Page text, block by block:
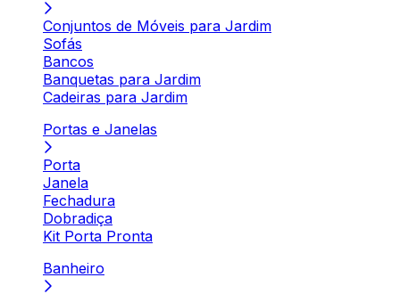
Conjuntos de Móveis para Jardim
Sofás
Bancos
Banquetas para Jardim
Cadeiras para Jardim
Portas e Janelas
Porta
Janela
Fechadura
Dobradiça
Kit Porta Pronta
Banheiro